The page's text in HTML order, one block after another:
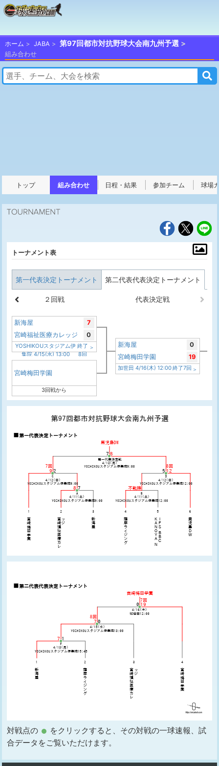
ホーム JABA 第97回都市対抗野球大会南九州予選
組み合わせ
トップ 組み合わせ 日程・結果 参加チーム 球場
トーナメント表
第一代表決定トーナメント 第二代表代表決定トーナメント
２回戦 代表決定戦
新海屋
7
宮崎福祉医療カレッジ
0
YOSHIKOUスタジアム伊
集院 4/15(水) 13:00
終了
8回
宮崎梅田学園
3回戦から
新海屋
0
宮崎梅田学園
19
加世田 4/16(木) 12:00終了7回
対戦点の
をクリックすると、その対戦の一球速報、試
合データをご覧いただけます。